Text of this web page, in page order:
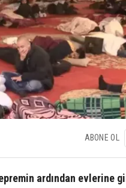
ABONE OL
ardından evlerine